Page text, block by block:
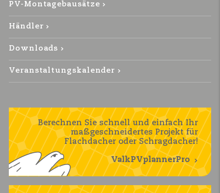
PV-Montagebausätze
Händler
Downloads
Veranstaltungskalender
Berechnen Sie schnell und einfach Ihr
maßgeschneidertes Projekt für
Flachdacher oder Schragdacher!
ValkPVplannerPro